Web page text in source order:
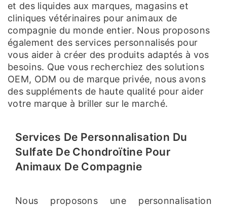
et des liquides aux marques, magasins et
cliniques vétérinaires pour animaux de
compagnie du monde entier. Nous proposons
également des services personnalisés pour
vous aider à créer des produits adaptés à vos
besoins. Que vous recherchiez des solutions
OEM, ODM ou de marque privée, nous avons
des suppléments de haute qualité pour aider
votre marque à briller sur le marché.
Services De Personnalisation Du
Sulfate De Chondroïtine Pour
Animaux De Compagnie
Nous proposons une personnalisation